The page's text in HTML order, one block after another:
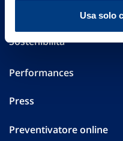
Usa solo
Altre informazioni
Sostenibilità
Performances
Press
Preventivatore online